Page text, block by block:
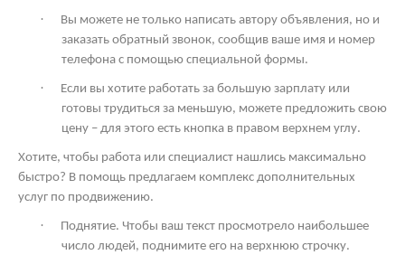
·
Вы можете не только написать автору объявления, но и
заказать обратный звонок, сообщив ваше имя и номер
телефона с помощью специальной формы.
·
Если вы хотите работать за большую зарплату или
готовы трудиться за меньшую, можете предложить свою
цену – для этого есть кнопка в правом верхнем углу.
Хотите, чтобы работа или специалист нашлись максимально
быстро? В помощь предлагаем комплекс дополнительных
услуг по продвижению.
·
Поднятие. Чтобы ваш текст просмотрело наибольшее
число людей, поднимите его на верхнюю строчку.